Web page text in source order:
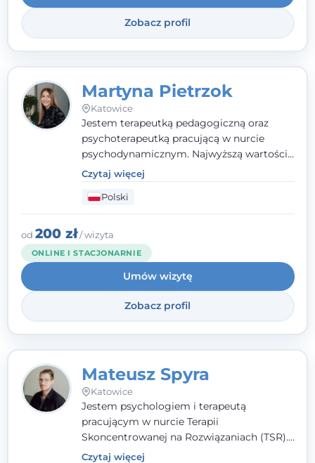
Zobacz profil
Martyna Pietrzok
Katowice
Jestem terapeutką pedagogiczną oraz
psychoterapeutką pracującą w nurcie
psychodynamicznym. Najwyższą wartością
jest dla mnie bliska, pełna zrozumienia i
zaangażowania relacja z pacjentem. To
właśnie ta oparta na zaufaniu więź staje się
przestrzenią, w której można dotrzeć do
źródła trudności i spojrzeć na nie inaczej
niż dotąd.
Czytaj więcej
Polski
od 200 zł/ wizyta
ONLINE I STACJONARNIE
Umów wizytę
Zobacz profil
Mateusz Spyra
Katowice
Jestem psychologiem i terapeutą
pracującym w nurcie Terapii
Skoncentrowanej na Rozwiązaniach (TSR).
Towarzyszę młodzieży i dorosłym z
Czytaj więcej